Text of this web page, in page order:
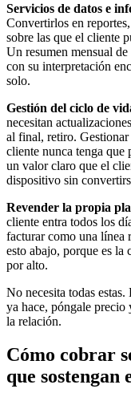
Servicios de datos e
Convertirlos en
sobre las que el cliente
Un resumen mensual
con su interpretación
solo.
Gestión del ciclo de
necesitan
al final, retiro.
cliente nunca tenga que
un valor claro que el
dispositivo sin
Revender la propia
cliente entra todos los
facturar como una línea
esto abajo, porque es la
por alto.
No necesita todas
ya hace, póngale precio
la relación.
Cómo cobrar
que sostengan